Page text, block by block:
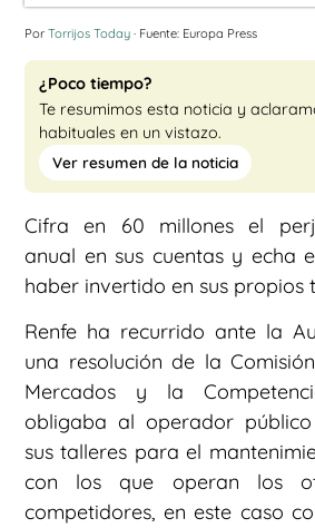
Por Torrijos Today · Fuente: Europa Press
¿Poco tiempo?
Te resumimos esta noticia y
habituales en un vistazo.
Ver resumen de la noticia
Cifra en 60 millones el
anual en sus cuentas y echa
haber invertido en sus propios
Renfe ha recurrido ante la
una resolución de la
Mercados y la
obligaba al operador
sus talleres para el
con los que operan los
competidores, en este caso